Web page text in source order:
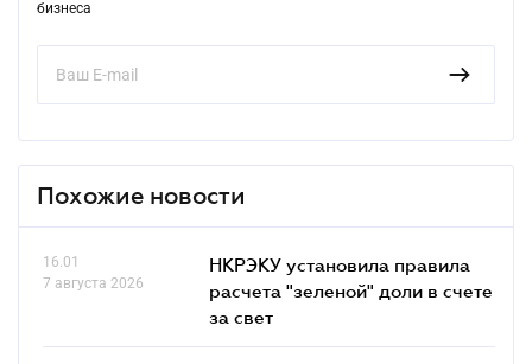
бизнеса
Похожие новости
16.01
7 августа 2026
НКРЭКУ установила правила
расчета "зеленой" доли в счете
за свет